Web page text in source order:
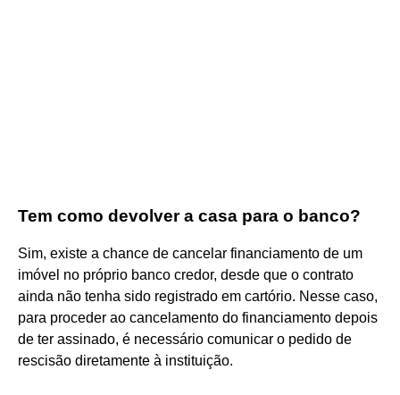
Tem como devolver a casa para o banco?
Sim, existe a chance de cancelar financiamento de um
imóvel no próprio banco credor, desde que o contrato
ainda não tenha sido registrado em cartório. Nesse caso,
para proceder ao cancelamento do financiamento depois
de ter assinado, é necessário comunicar o pedido de
rescisão diretamente à instituição.